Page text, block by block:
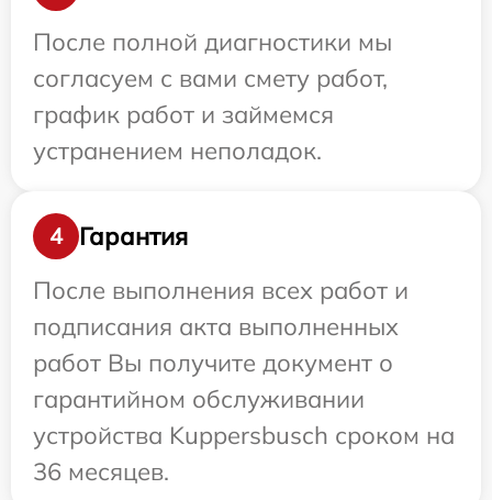
После полной диагностики мы
согласуем с вами смету работ,
график работ и займемся
устранением неполадок.
4
Гарантия
После выполнения всех работ и
подписания акта выполненных
работ Вы получите документ о
гарантийном обслуживании
устройства Kuppersbusch сроком на
36 месяцев.